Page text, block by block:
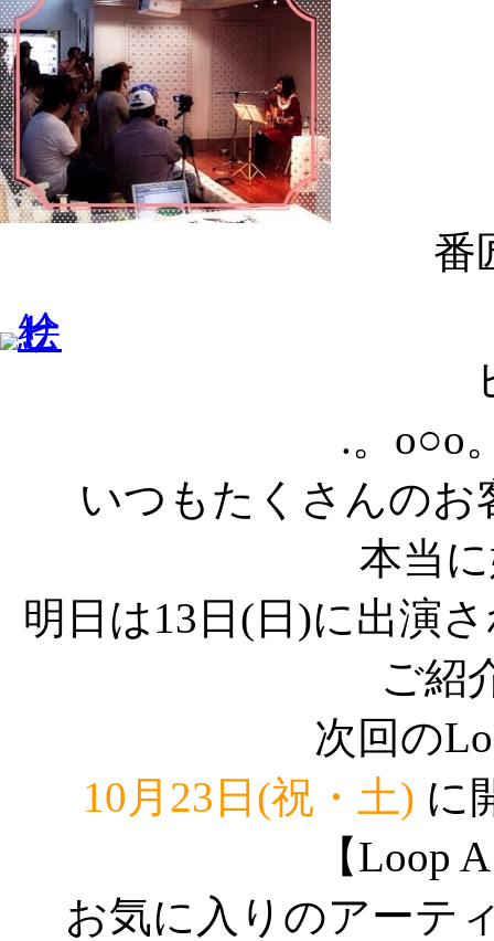
番
.。o○o
いつもたくさんの
本当
明日は13日(日)に出演
ご紹
次回の
10月23日(祝・土) に
【Loop
お気に入りのアーテ